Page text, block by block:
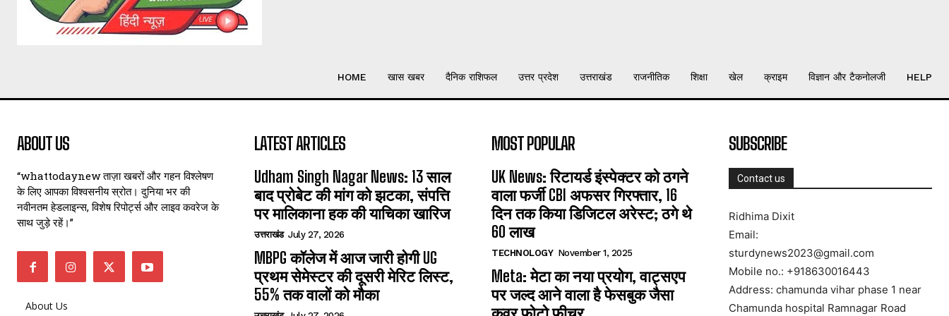
HOME खास खबर दैनिक राशिफल उत्तर प्रदेश उत्तराखंड राजनीतिक शिक्षा खेल क्राइम विज्ञान और टैकनोलजी HELP
ABOUT US
“whattodaynew ताज़ा खबरों और गहन विश्लेषण
के लिए आपका विश्वसनीय स्रोत। दुनिया भर की
नवीनतम हेडलाइन्स, विशेष रिपोर्ट्स और लाइव कवरेज के
साथ जुड़े रहें।”
About Us
LATEST ARTICLES
Udham Singh Nagar News: 13 साल
बाद प्रोबेट की मांग को झटका, संपत्ति
पर मालिकाना हक की याचिका खारिज
उत्तराखंड July 27, 2026
MBPG कॉलेज में आज जारी होगी UG
प्रथम सेमेस्टर की दूसरी मेरिट लिस्ट,
55% तक वालों को मौका
MOST POPULAR
UK News: रिटायर्ड इंस्पेक्टर को ठगने
वाला फर्जी CBI अफसर गिरफ्तार, 16
दिन तक किया डिजिटल अरेस्ट; ठगे थे
60 लाख
TECHNOLOGY November 1, 2025
Meta: मेटा का नया प्रयोग, वाट्सएप
पर जल्द आने वाला है फेसबुक जैसा
SUBSCRIBE
Contact us
Ridhima Dixit
Email:
sturdynews2023@gmail.com
Mobile no.: +918630016443
Address: chamunda vihar phase 1 near
Chamunda hospital Ramnagar Road